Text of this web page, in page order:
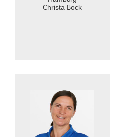
Christa Bock